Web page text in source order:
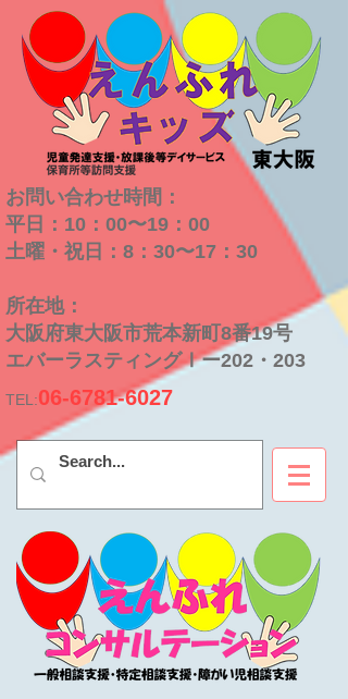
お問い合わせ時間：
平日：10：00〜19：00
​土曜・祝日：8：30〜17：30
​所在地：
大阪府東大阪市荒本新町8番19号
​エバーラスティングⅠー202・203
TEL:06-6781-6027